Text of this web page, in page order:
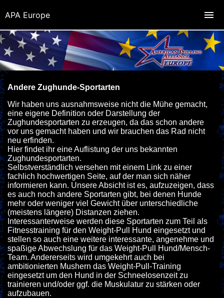
Andere Zughunde-Sportarten
Wir haben uns ausnahmsweise nicht die Mühe gemacht,
eine eigene Definition oder Darstellung der
Zughundesportarten zu erzeugen, da das schon andere
vor uns gemacht haben und wir brauchen das Rad nicht
neu erfinden.
Hier findet ihr eine Auflistung der uns bekannten
Zughundesportarten.
Selbstverständlich versehen mit einem Link zu einer
fachlich hochwertigen Seite, auf der man sich näher
informieren kann. Unsere Absicht ist es, aufzuzeigen, dass
es auch noch andere Sportarten gibt, bei denen Hunde
mehr oder weniger viel Gewicht über unterschiedliche
(meistens längere) Distanzen ziehen.
Interessanterweise werden diese Sportarten zum Teil als
Fitnesstraining für den Weight-Pull Hund eingesetzt und
stellen so auch eine weitere interessante, angenehme und
spaßige Abwechslung für das Weight-Pull Hund/Mensch-
Team. Andererseits wird umgekehrt auch bei
ambitionierten Mushern das Weight-Pull-Training
eingesetzt um den Hund in der Schneelosenzeit zu
trainieren und/oder ggf. die Muskulatur zu stärken oder
aufzubauen.
APA Europe